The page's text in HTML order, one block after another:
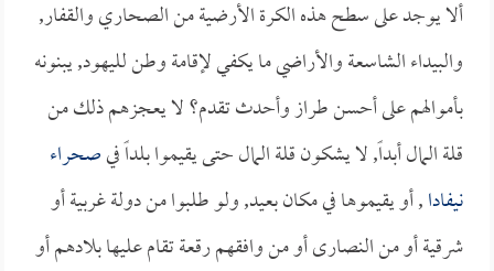
ألا يوجد على سطح هذه الكرة الأرضية من الصحاري والقفار,
والبيداء الشاسعة والأراضي ما يكفي لإقامة وطن لليهود, يبنونه
بأموالهم على أحسن طراز وأحدث تقدم؟ لا يعجزهم ذلك من
قلة المال أبداً, لا يشكون قلة المال حتى يقيموا بلداً فيصحراء
نيفادا, أو يقيموها في مكان بعيد, ولو طلبوا من دولة غربية أو
شرقية أو من النصارى أو من وافقهم رقعة تقام عليها بلادهم أو